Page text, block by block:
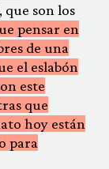
, que son los
pensar en
de una
el eslabón
este
que
hoy están
para